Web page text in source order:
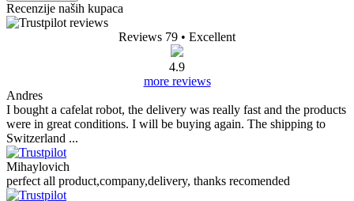
Recenzije naših kupaca
Reviews 79 • Excellent
4.9
more reviews
Andres
I bought a cafelat robot, the delivery was really fast and the products
were in great conditions. I will be buying again. The shipping to
Switzerland ...
Mihaylovich
perfect all product,company,delivery, thanks recomended